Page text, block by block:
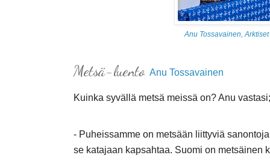
Anu Tossavainen,
Metsä-luento Anu Tossavainen
Kuinka syvällä metsä meissä on? Anu
- Puheissamme on metsään liittyviä
se katajaan kapsahtaa. Suomi on metsäinen